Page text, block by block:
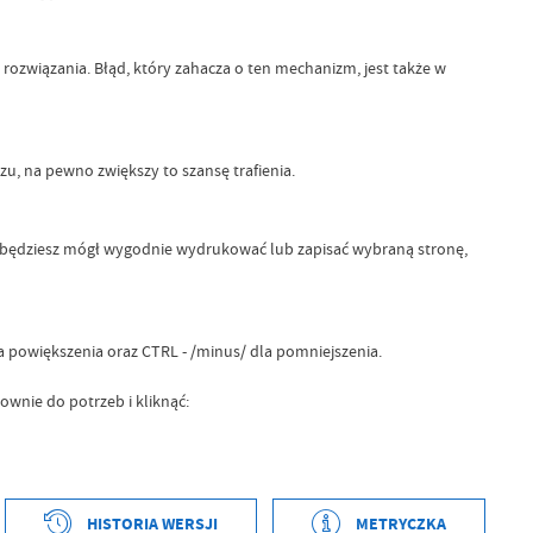
Błąd, który zahacza o ten mechanizm, jest także w
na pewno zwiększy to szansę trafienia.
mógł wygodnie wydrukować lub zapisać wybraną stronę,
oraz CTRL - /minus/ dla pomniejszenia.
do potrzeb i kliknąć:
2020-03-18 14:52:32
HISTORIA WERSJI METRYCZKA